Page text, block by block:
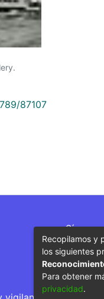
87107
Recopilamos y
los siguientes
Para obtener
privacidad.